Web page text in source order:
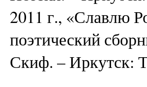
2011 г., «Славлю
поэтический
Скиф. – Иркутск: